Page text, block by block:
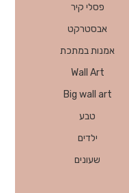
פסלי קיר
אבסטרקט
אמנות במתכת
Wall Art
Big wall art
טבע
ילדים
שעונים